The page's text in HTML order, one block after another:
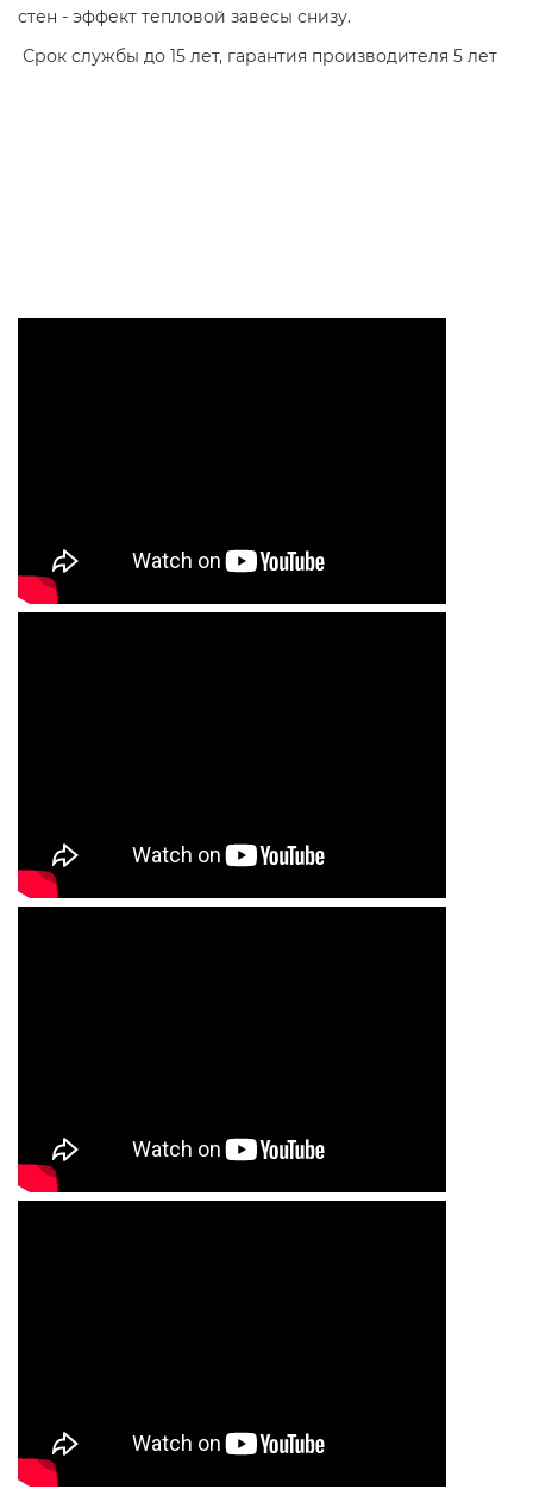
стен - эффект тепловой завесы снизу.
Срок службы до 15 лет, гарантия производителя 5 лет